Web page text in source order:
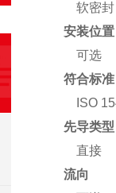
软密封
安装位置
可选
符合标准
ISO
先导类型
直接
流向